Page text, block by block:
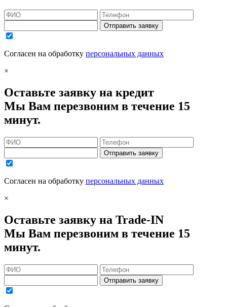
Отправить заявку
Согласен на обработку персональных данных
×
Оставьте заявку на кредит
Мы Вам перезвоним в течение 15
минут.
Отправить заявку
Согласен на обработку персональных данных
×
Оставьте заявку на Trade-IN
Мы Вам перезвоним в течение 15
минут.
Отправить заявку